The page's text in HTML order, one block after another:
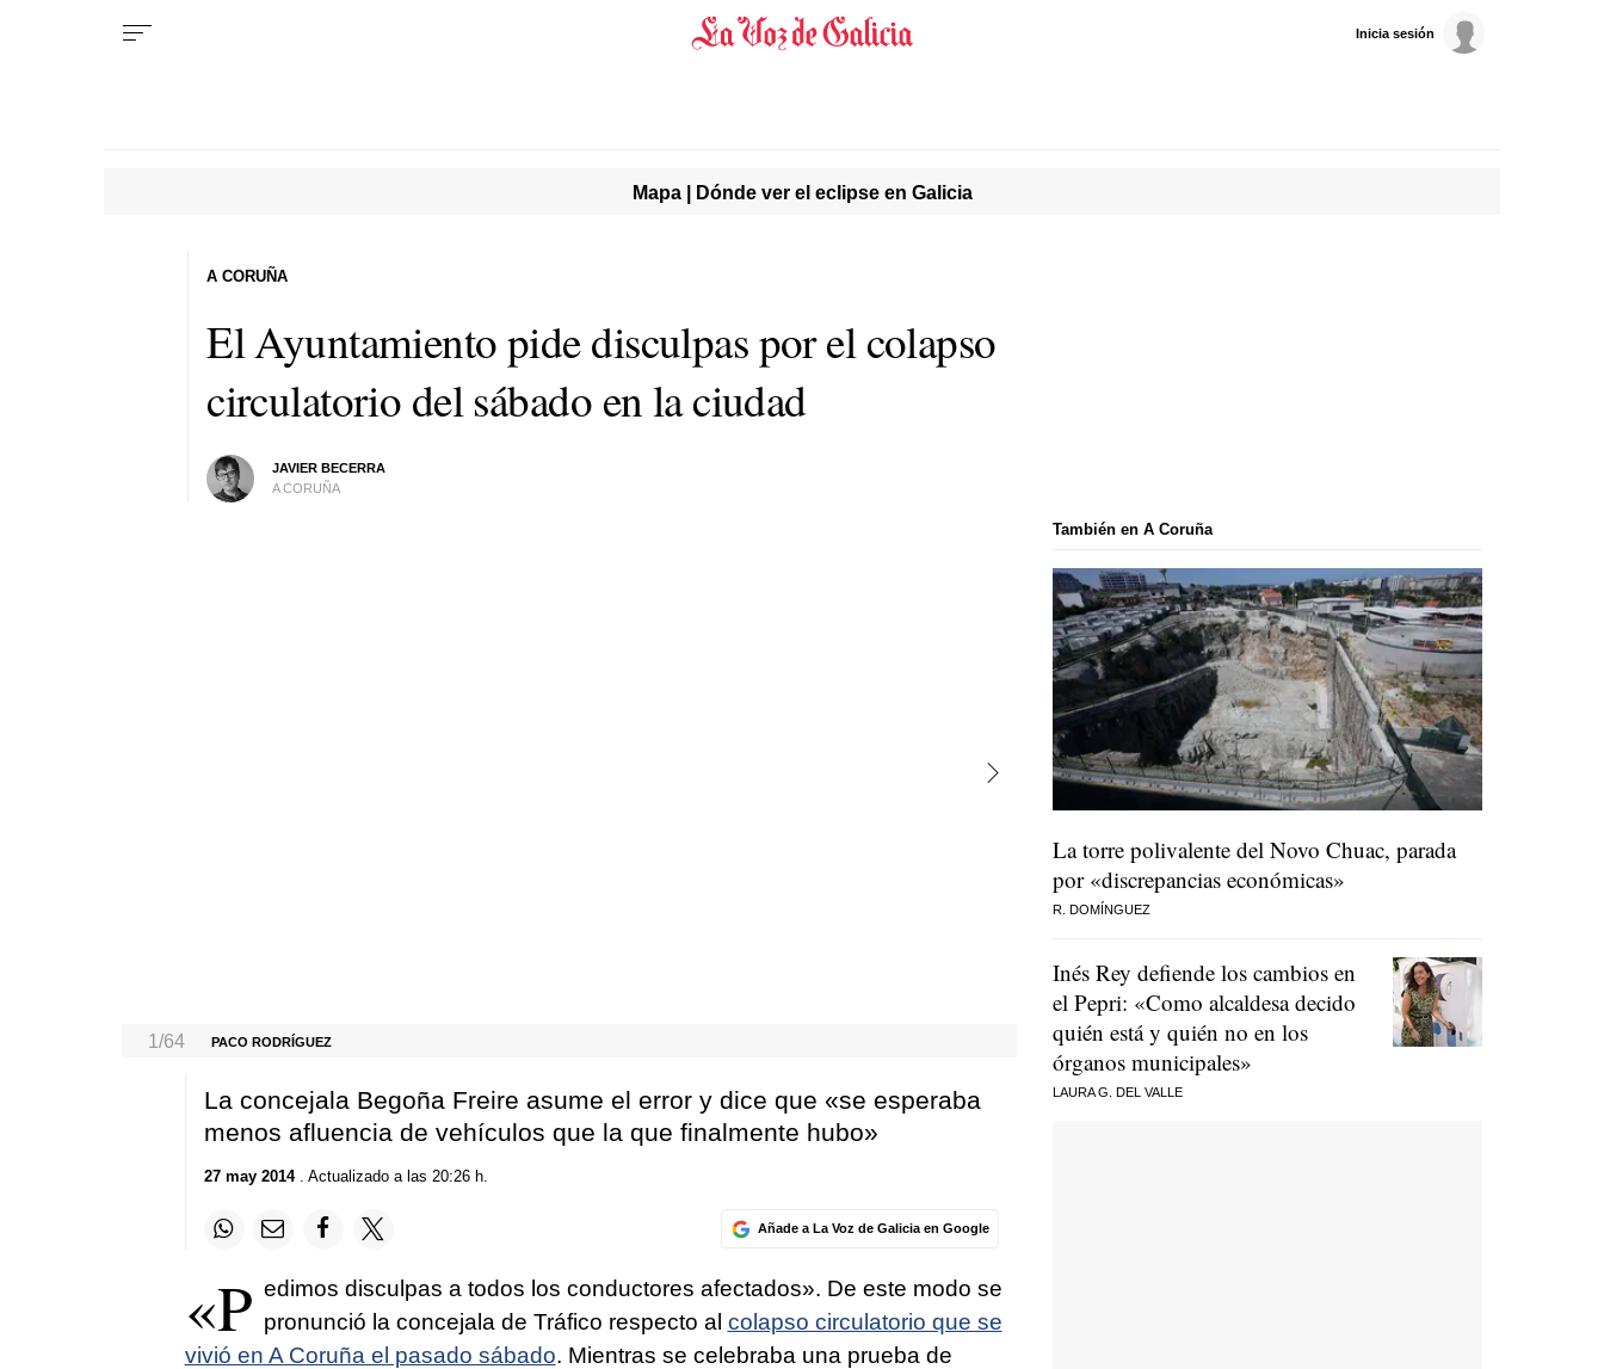
Inicia sesión
Mapa | Dónde ver el eclipse en Galicia
El Ayuntamiento pide disculpas por el colapso
circulatorio del sábado en la ciudad
JAVIER BECERRA
A CORUÑA
A CORUÑA
1/64 PACO RODRÍGUEZ
La concejala Begoña Freire asume el error y dice que «se esperaba
menos afluencia de vehículos que la que finalmente hubo»
27 may 2014. Actualizado a las 20:26 h.
Añade a La Voz de Galicia en Google
«P edimos disculpas a todos los conductores afectados». De este modo se
pronunció la concejala de Tráfico respecto al colapso circulatorio que se
vivió en A Coruña el pasado sábado. Mientras se celebraba una prueba de
También en A Coruña
La torre polivalente del Novo Chuac, parada
por «discrepancias económicas»
R. DOMÍNGUEZ
Inés Rey defiende los cambios en
el Pepri: «Como alcaldesa decido
quién está y quién no en los
órganos municipales»
LAURA G. DEL VALLE